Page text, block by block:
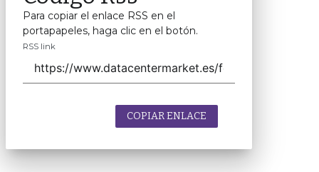
Para copiar el enlace RSS en el
portapapeles, haga clic en el botón.
RSS link
COPIAR ENLACE